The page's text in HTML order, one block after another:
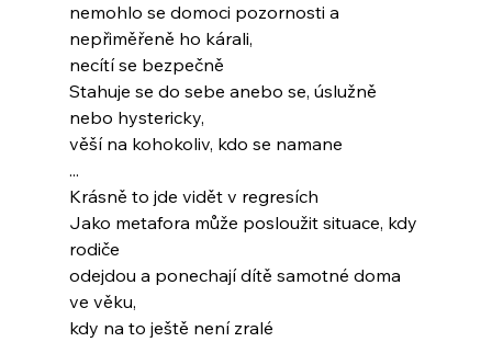
nemohlo se domoci pozornosti a
nepřiměřeně ho kárali,
necítí se bezpečně
Stahuje se do sebe anebo se, úslužně
nebo hystericky,
věší na kohokoliv, kdo se namane
...
Krásně to jde vidět v regresích
Jako metafora může posloužit situace, kdy
rodiče
odejdou a ponechají dítě samotné doma
ve věku,
kdy na to ještě není zralé